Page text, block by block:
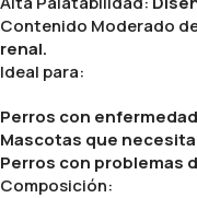
Contenido Moderado
renal.
Ideal para:
Perros con
Mascotas que
Perros con problemas
Composición: